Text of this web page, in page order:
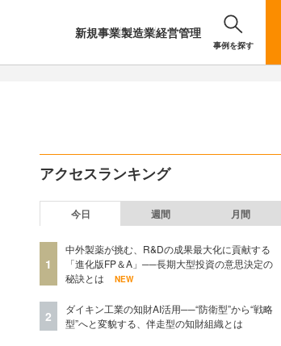
新規事業製造業経営管理
事例を探す
アクセスランキング
今日 週間 月間
1
中外製薬が挑む、R&Dの成果最大化に貢献する
「進化版FP＆A」──長期大型投資の意思決定の
秘訣とは
NEW
2
ダイキン工業の知財AI活用──“防衛型”から“戦略
型”へと変貌する、伴走型の知財組織とは